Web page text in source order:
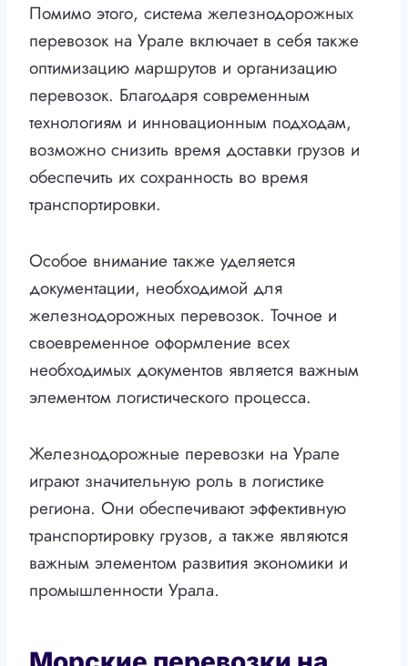
Помимо этого, система железнодорожных
перевозок на Урале включает в себя также
оптимизацию маршрутов и организацию
перевозок. Благодаря современным
технологиям и инновационным подходам,
возможно снизить время доставки грузов и
обеспечить их сохранность во время
транспортировки.
Особое внимание также уделяется
документации, необходимой для
железнодорожных перевозок. Точное и
своевременное оформление всех
необходимых документов является важным
элементом логистического процесса.
Железнодорожные перевозки на Урале
играют значительную роль в логистике
региона. Они обеспечивают эффективную
транспортировку грузов, а также являются
важным элементом развития экономики и
промышленности Урала.